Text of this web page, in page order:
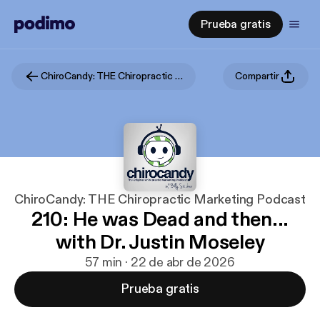
Prueba gratis
ChiroCandy: THE Chiropractic Marketing Podcast Compartir
ChiroCandy: THE Chiropractic Marketing Podcast
210: He was Dead and then...
with Dr. Justin Moseley
57 min · 22 de abr de 2026
Prueba gratis